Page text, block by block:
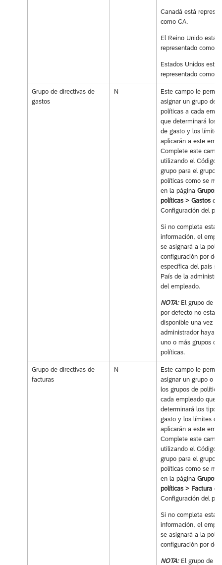
Canadá está
como CA.
El Reino Unido está
representado como
Estados Unidos está
representado como
Grupo de directivas de
gastos
N
Este campo le
asignar un grupo de
políticas a cada
que determinará los
de gasto y los límites
aplicarán a este
Complete este campo
utilizando el Código
grupo para el grupo
políticas como se
en la página Grupos
políticas > Gastosde
Configuración del
Si no completa esta
información, el
se asignará a la
configuración por
específica del país
País de la
del empleado.
NOTA: El grupo de
por defecto no estará
disponible una vez el
administrador haya
uno o más grupos de
políticas.
Grupo de directivas de
facturas
N
Este campo le
asignar un grupo o
los grupos de
cada empleado que
determinará los tipos
gasto y los límites
aplicarán a este
Complete este campo
utilizando el Código
grupo para el grupo
políticas como se
en la página Grupos
políticas > Facturade
Configuración del
Si no completa esta
información, el
se asignará a la
configuración por
NOTA: El grupo de